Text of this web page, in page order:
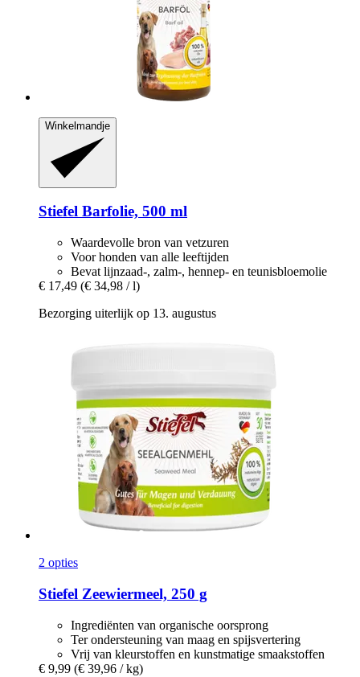
Winkelmandje
Stiefel Barfolie, 500 ml
Waardevolle bron van vetzuren
Voor honden van alle leeftijden
Bevat lijnzaad-, zalm-, hennep- en teunisbloemolie
€ 17,49 (€ 34,98 / l)
Bezorging uiterlijk op 13. augustus
2 opties
Stiefel Zeewiermeel, 250 g
Ingrediënten van organische oorsprong
Ter ondersteuning van maag en spijsvertering
Vrij van kleurstoffen en kunstmatige smaakstoffen
€ 9,99 (€ 39,96 / kg)